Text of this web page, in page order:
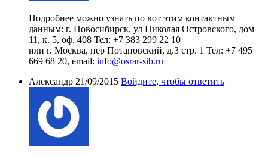
Подробнее можно узнать по вот этим контактным
данным: г. Новосибирск, ул Николая Островского, дом
11, к. 5, оф. 408 Тел: +7 383 299 22 10
или г. Москва, пер Потаповский, д.3 стр. 1 Тел: +7 495
669 68 20, email: info@osrar-sib.ru
Александр 21/09/2015 Войдите, чтобы ответить